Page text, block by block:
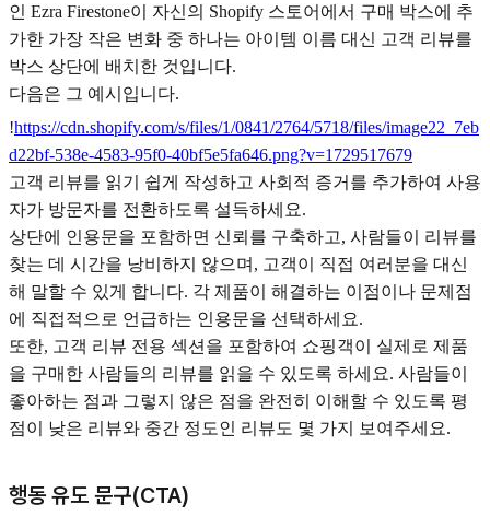
인 Ezra Firestone이 자신의 Shopify 스토어에서 구매 박스에 추
가한 가장 작은 변화 중 하나는 아이템 이름 대신 고객 리뷰를
박스 상단에 배치한 것입니다.
다음은 그 예시입니다.
!https://cdn.shopify.com/s/files/1/0841/2764/5718/files/image22_7eb
d22bf-538e-4583-95f0-40bf5e5fa646.png?v=1729517679
고객 리뷰를 읽기 쉽게 작성하고 사회적 증거를 추가하여 사용
자가 방문자를 전환하도록 설득하세요.
상단에 인용문을 포함하면 신뢰를 구축하고, 사람들이 리뷰를
찾는 데 시간을 낭비하지 않으며, 고객이 직접 여러분을 대신
해 말할 수 있게 합니다. 각 제품이 해결하는 이점이나 문제점
에 직접적으로 언급하는 인용문을 선택하세요.
또한, 고객 리뷰 전용 섹션을 포함하여 쇼핑객이 실제로 제품
을 구매한 사람들의 리뷰를 읽을 수 있도록 하세요. 사람들이
좋아하는 점과 그렇지 않은 점을 완전히 이해할 수 있도록 평
점이 낮은 리뷰와 중간 정도인 리뷰도 몇 가지 보여주세요.
행동 유도 문구(CTA)